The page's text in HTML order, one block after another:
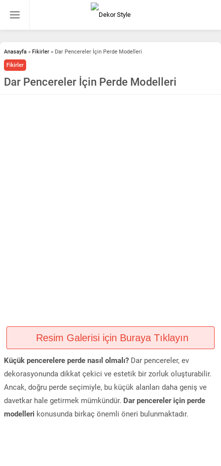
Anasayfa » Fikirler » Dar Pencereler İçin Perde Modelleri
Fikirler
Dar Pencereler İçin Perde Modelleri
Resim Galerisi için Buraya Tıklayın
Küçük pencerelere perde nasıl olmalı? Dar pencereler, ev
dekorasyonunda dikkat çekici ve estetik bir zorluk oluşturabilir.
Ancak, doğru perde seçimiyle, bu küçük alanları daha geniş ve
davetkar hale getirmek mümkündür. Dar pencereler için perde
modelleri konusunda birkaç önemli öneri bulunmaktadır.